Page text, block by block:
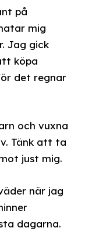
på
mig
Jag gick
köpa
det regnar
och vuxna
Tänk att ta
just mig.
när jag
dagarna.